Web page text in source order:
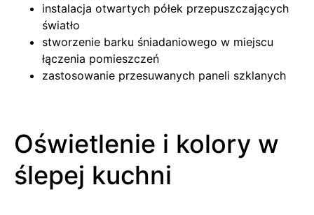
instalacja otwartych półek przepuszczających
światło
stworzenie barku śniadaniowego w miejscu
łączenia pomieszczeń
zastosowanie przesuwanych paneli szklanych
Oświetlenie i kolory w
ślepej kuchni